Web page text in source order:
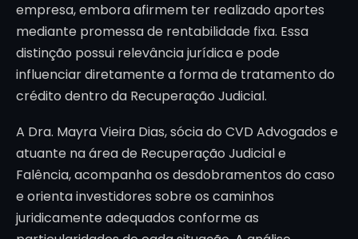
empresa, embora afirmem ter realizado aportes
mediante promessa de rentabilidade fixa. Essa
distinção possui relevância jurídica e pode
influenciar diretamente a forma de tratamento do
crédito dentro da Recuperação Judicial.
A Dra. Mayra Vieira Dias, sócia do CVD Advogados e
atuante na área de Recuperação Judicial e
Falência, acompanha os desdobramentos do caso
e orienta investidores sobre os caminhos
juridicamente adequados conforme as